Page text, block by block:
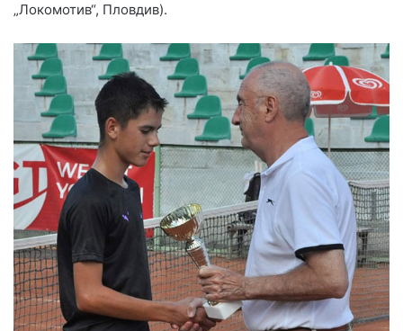
„Локомотив“, Пловдив).